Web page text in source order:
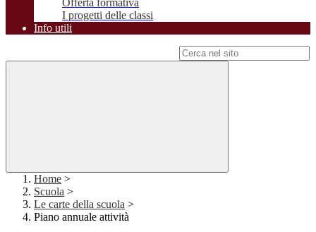
Offerta formativa
I progetti delle classi
Info utili
Home >
Scuola >
Le carte della scuola >
Piano annuale attività